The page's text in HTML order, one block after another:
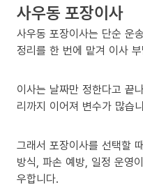
사우동 포장이사
사우동 포장이사는 단순 운
정리를 한 번에 맡겨 이사
이사는 날짜만 정한다고 끝
리까지 이어져 변수가 많습
그래서 포장이사를 선택할
방식, 파손 예방, 일정 운영
우합니다.